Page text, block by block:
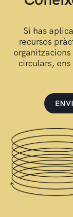
Si has
recursos
circulars,